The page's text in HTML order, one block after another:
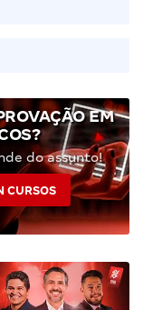
EM
do assunto!
CURSOS